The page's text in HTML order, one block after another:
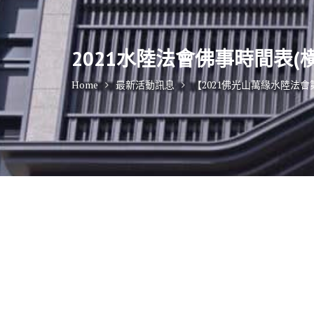
2021水陸法會佛事時間表(
Home 最新活動訊息 【2021佛光山萬緣水陸法會